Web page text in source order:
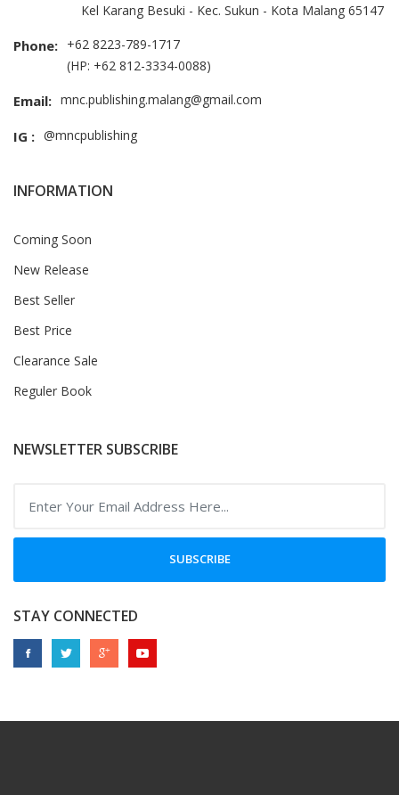
Kel Karang Besuki - Kec. Sukun - Kota Malang 65147
Phone: +62 8223-789-1717
(HP: +62 812-3334-0088)
Email: mnc.publishing.malang@gmail.com
IG : @mncpublishing
INFORMATION
Coming Soon
New Release
Best Seller
Best Price
Clearance Sale
Reguler Book
NEWSLETTER SUBSCRIBE
SUBSCRIBE
STAY CONNECTED